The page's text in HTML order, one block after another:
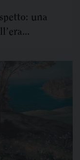
una